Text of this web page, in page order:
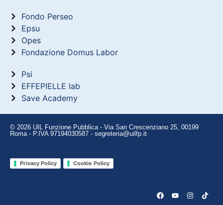
Fondo Perseo
Epsu
Opes
Fondazione Domus Labor
Psi
EFFEPIELLE lab
Save Academy
© 2026 UIL Funzione Pubblica - Via San Crescenziano 25, 00199
Roma - P.IVA 97194030587 - segreteria@uilfp.it
Privacy Policy Cookie Policy